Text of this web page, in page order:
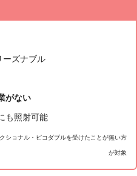
筋線梅田駅)出口より
斎橋駅より徒歩4分
ば駅より徒歩6分
00
ーズナブル
がない
も照射可能
ショナル・ピコダブルを受けたことが無い方
が対象